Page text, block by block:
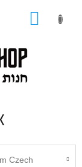
Czech